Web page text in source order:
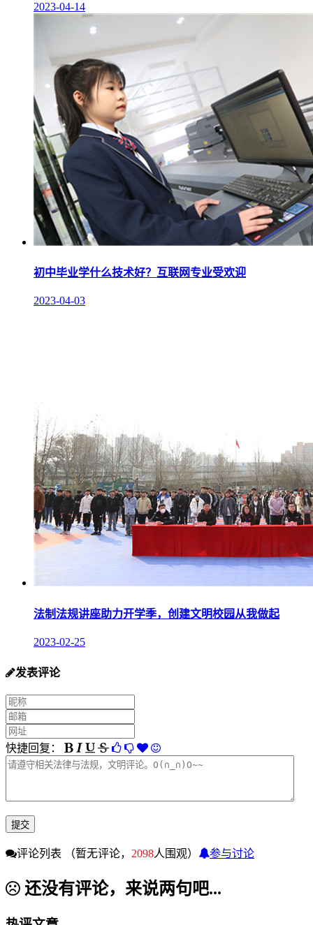
2023-04-14
初中毕业学什么技术好？互联网专业受欢迎
2023-04-03
法制法规讲座助力开学季，创建文明校园从我做起
2023-02-25
发表评论
快捷回复：
评论列表 （暂无评论， 2098人围观） 参与讨论
还没有评论，来说两句吧...